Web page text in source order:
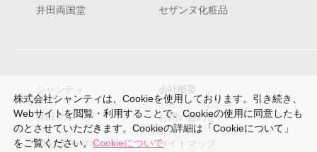
井田両国堂 セザンヌ化粧品
シャンティ 会社概要
井田グループ お問い合わせ
IDAグループポリシー サイトマップ
株式会社シャンティは、Cookieを使用しております。引き続き、
Webサイトを閲覧・利用することで、Cookieの使用に同意したも
のとさせていただきます。Cookieの詳細は「Cookieについて」
をご覧ください。Cookieについて